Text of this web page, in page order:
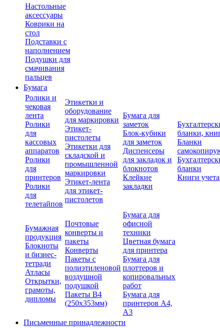
Настольные
аксессуары
Коврики на
стол
Подставки с
наполнением
Подушки для
смачивания
пальцев
Бумага
Ролики и
чековая
лента
Ролики
для
кассовых
аппаратов
Ролики
для
принтеров
Ролики
для
телетайпов
Этикетки и
оборудование
для маркировки
Этикет-
пистолеты
Этикетки для
складской и
промышленной
маркировки
Этикет-лента
для этикет-
пистолетов
Бумага для
заметок
Блок-кубики
для заметок
Диспенсеры
для закладок и
блокнотов
Клейкие
закладки
бланки,
Бланки
бланки
Книги учета
Бумажная
продукция
Блокноты
и бизнес-
тетради
Атласы
Открытки,
грамоты,
дипломы
Почтовые
конверты и
пакеты
Конверты
Пакеты с
полиэтиленовой
воздушной
подушкой
Пакеты В4
(250х353мм)
Бумага для
офисной
техники
Цветная бумага
для принтера
Бумага для
плоттеров и
копировальных
работ
Бумага для
принтеров А4,
А3
Письменные принадлежности